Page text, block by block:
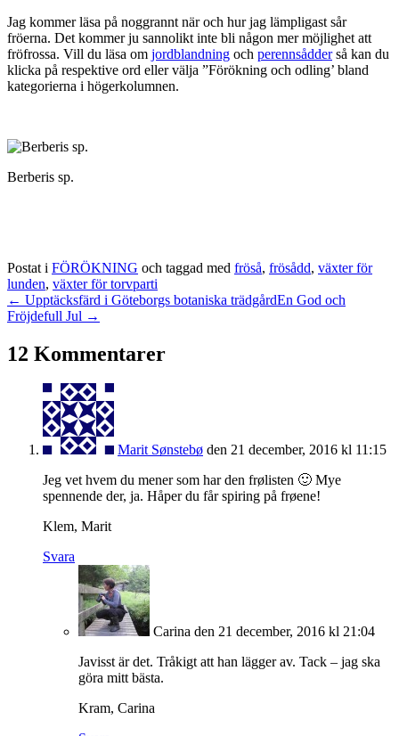
Jag kommer läsa på noggrannt när och hur jag lämpligast sår
fröerna. Det kommer ju sannolikt inte bli någon mer möjlighet att
fröfrossa. Vill du läsa om jordblandning och perennsådderså kan du
klicka på respektive ord eller välja ”Förökning och odling’ bland
kategorierna i högerkolumnen.
Berberis sp.
Postat i FÖRÖKNING och taggad med fröså, frösådd, växter för
lunden, växter för torvparti
← Upptäcksfärd i Göteborgs botaniska trädgårdEn God och
Fröjdefull Jul →
12 Kommentarer
Marit Sønstebø den 21 december, 2016 kl 11:15
Jeg vet hvem du mener som har den frølisten 🙂 Mye
spennende der, ja. Håper du får spiring på frøene!
Klem, Marit
Svara
Carina den 21 december, 2016 kl 21:04
Javisst är det. Tråkigt att han lägger av. Tack – jag ska
göra mitt bästa.
Kram, Carina